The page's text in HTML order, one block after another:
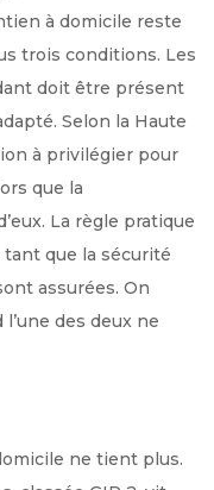
à domicile reste
trois conditions. Les
doit être présent
Selon la Haute
à privilégier pour
que la
La règle pratique
que la sécurité
assurées. On
des deux ne
ne tient plus.